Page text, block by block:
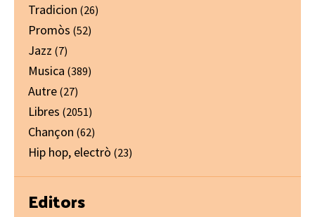
Tradicion (26)
Promòs (52)
Jazz (7)
Musica (389)
Autre (27)
Libres (2051)
Chançon (62)
Hip hop, electrò (23)
Editors